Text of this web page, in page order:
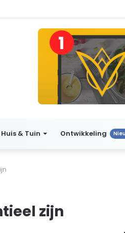
Huis & Tuin Ontwikkeling
zijn